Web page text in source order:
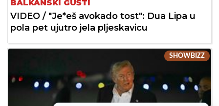
BALKANSKI GUŠTI
VIDEO / "Je*eš avokado tost": Dua Lipa u
pola pet ujutro jela pljeskavicu
SHOWBIZZ